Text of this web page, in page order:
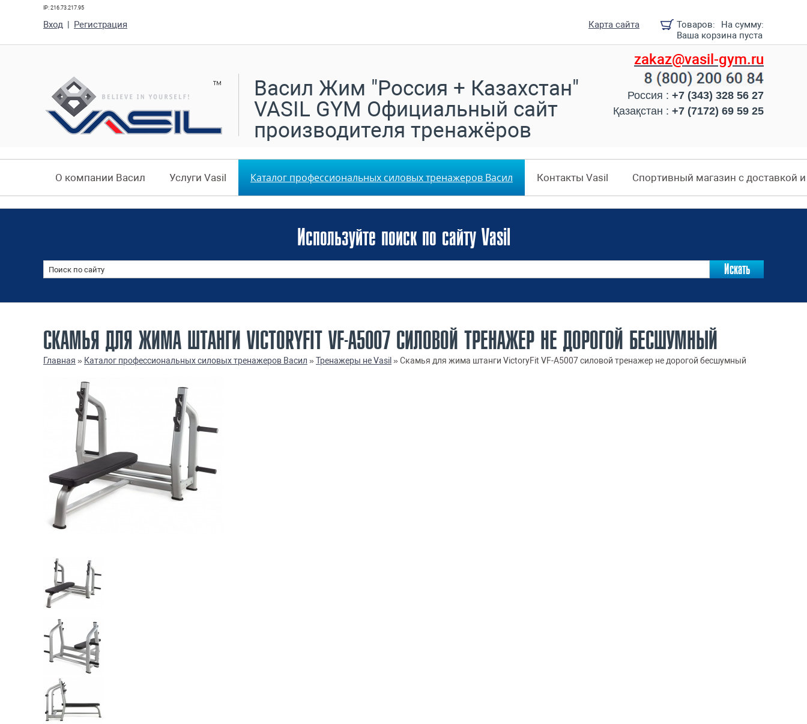
IP: 216.73.217.95
Товаров:
На сумму:
Ваша корзина пуста
Карта сайта
Вход | Регистрация
zakaz@vasil-gym.ru
Россия : +7 (343) 328 56 27
Қазақстан : +7 (7172) 69 59 25
Васил Жим "Россия + Казахстан"
VASIL GYM Официальный сайт
производителя тренажёров
О компании Васил Услуги Vasil Каталог профессиональных силовых тренажеров Васил Контакты Vasil Спортивный магазин с доставкой
Используйте поиск по сайту Vasil
СКАМЬЯ ДЛЯ ЖИМА ШТАНГИ VICTORYFIT VF-A5007 СИЛОВОЙ ТРЕНАЖЕР НЕ ДОРОГОЙ БЕСШУМНЫЙ
Главная » Каталог профессиональных силовых тренажеров Васил »Тренажеры не Vasil »Скамья для жима штанги VictoryFit VF-A5007 силовой тренажер не дорогой бесшумный